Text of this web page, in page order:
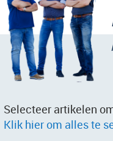
Selecteer artikelen
Klik hier om alles te